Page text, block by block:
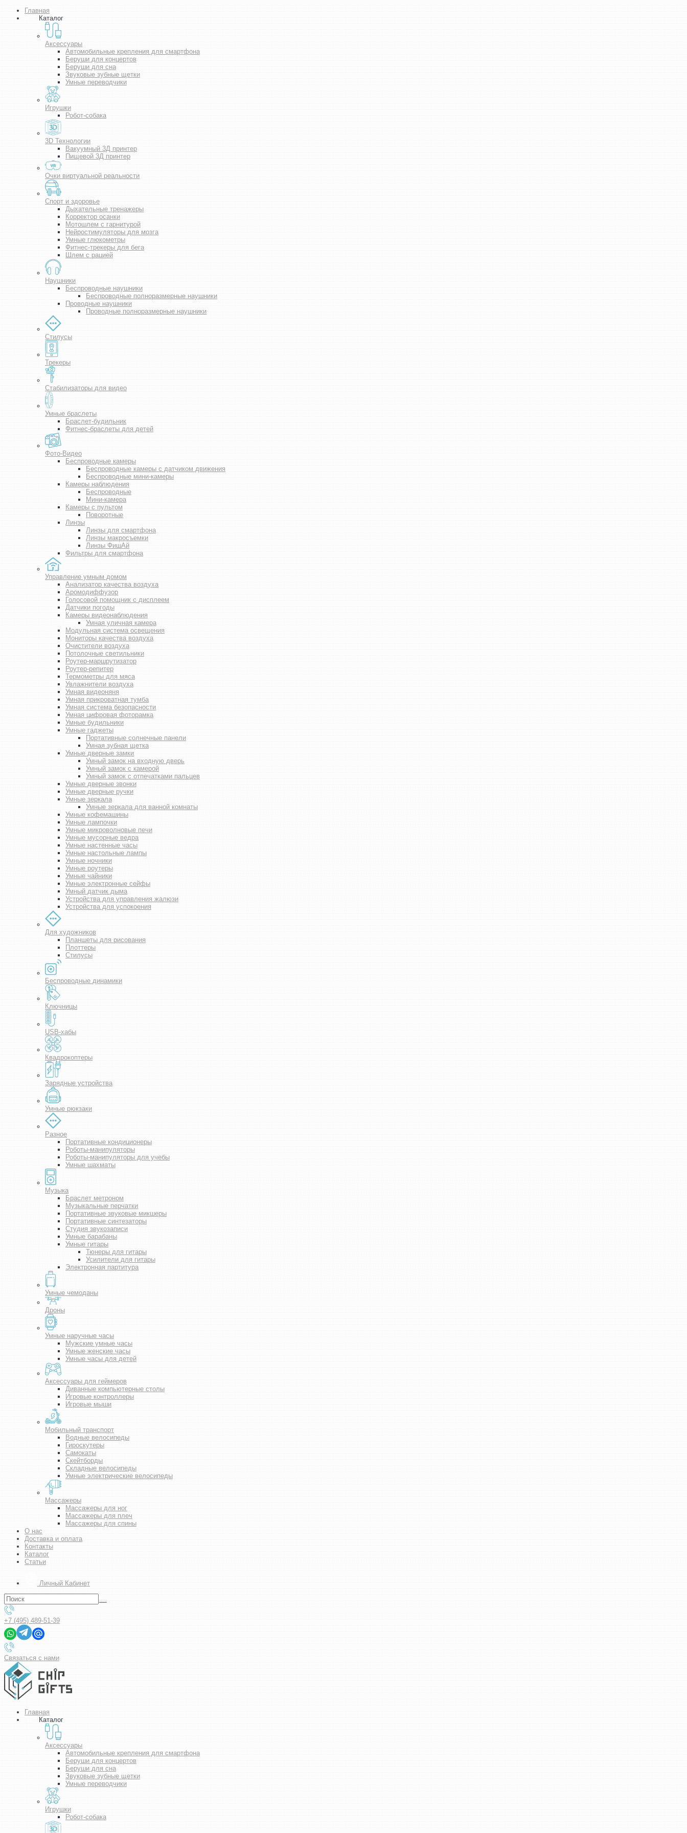
Главная
Каталог
Аксессуары
Автомобильные крепления для смартфона
Беруши для концертов
Беруши для сна
Звуковые зубные щетки
Умные переводчики
Игрушки
Робот-собака
3D Технологии
Вакуумный 3Д принтер
Пищевой 3Д принтер
Очки виртуальной реальности
Спорт и здоровье
Дыхательные тренажеры
Корректор осанки
Мотошлем с гарнитурой
Нейростимуляторы для мозга
Умные глюкометры
Фитнес-трекеры для бега
Шлем с рацией
Наушники
Беспроводные наушники
Беспроводные полноразмерные наушники
Проводные наушники
Проводные полноразмерные наушники
Стилусы
Трекеры
Стабилизаторы для видео
Умные браслеты
Браслет-будильник
Фитнес-браслеты для детей
Фото-Видео
Беспроводные камеры
Беспроводные камеры с датчиком движения
Беспроводные мини-камеры
Камеры наблюдения
Беспроводные
Мини-камера
Камеры с пультом
Поворотные
Линзы
Линзы для смартфона
Линзы макросъемки
Линзы ФишАй
Фильтры для смартфона
Управление умным домом
Анализатор качества воздуха
Аромодиффузор
Голосовой помощник с дисплеем
Датчики погоды
Камеры видеонаблюдения
Умная уличная камера
Модульная система освещения
Мониторы качества воздуха
Очистители воздуха
Потолочные светильники
Роутер-маршрутизатор
Роутер-репитер
Термометры для мяса
Увлажнители воздуха
Умная видеоняня
Умная прикроватная тумба
Умная система безопасности
Умная цифровая фоторамка
Умные будильники
Умные гаджеты
Портативные солнечные панели
Умная зубная щетка
Умные дверные замки
Умный замок на входную дверь
Умный замок с камерой
Умный замок с отпечатками пальцев
Умные дверные звонки
Умные дверные ручки
Умные зеркала
Умные зеркала для ванной комнаты
Умные кофемашины
Умные лампочки
Умные микроволновые печи
Умные мусорные ведра
Умные настенные часы
Умные настольные лампы
Умные ночники
Умные роутеры
Умные чайники
Умные электронные сейфы
Умный датчик дыма
Устройства для управления жалюзи
Устройства для успокоения
Для художников
Планшеты для рисования
Плоттеры
Стилусы
Беспроводные динамики
Ключницы
USB-хабы
Квадрокоптеры
Зарядные устройства
Умные рюкзаки
Разное
Портативные кондиционеры
Роботы-манипуляторы
Роботы-манипуляторы для учебы
Умные шахматы
Музыка
Браслет метроном
Музыкальные перчатки
Портативные звуковые микшеры
Портативные синтезаторы
Студия звукозаписи
Умные барабаны
Умные гитары
Тюнеры для гитары
Усилители для гитары
Электронная партитура
Умные чемоданы
Дроны
Умные наручные часы
Мужские умные часы
Умные женские часы
Умные часы для детей
Аксессуары для геймеров
Диванные компьютерные столы
Игровые контроллеры
Игровые мыши
Мобильный транспорт
Водные велосипеды
Гироскутеры
Самокаты
Скейтборды
Складные велосипеды
Умные электрические велосипеды
Массажеры
Массажеры для ног
Массажеры для плеч
Массажеры для спины
О нас
Доставка и оплата
Контакты
Каталог
Статьи
Личный Кабинет
+7 (495) 489-51-39
Связаться с нами
Главная
Каталог
Аксессуары
Автомобильные крепления для смартфона
Беруши для концертов
Беруши для сна
Звуковые зубные щетки
Умные переводчики
Игрушки
Робот-собака